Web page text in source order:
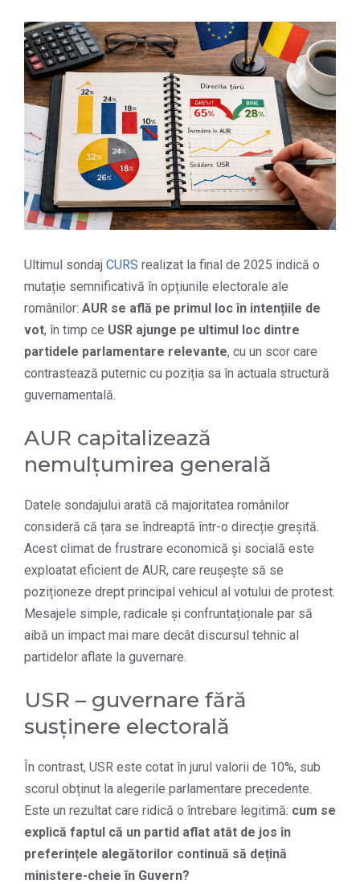
Ultimul sondaj CURS realizat la final de 2025 indică o
mutație semnificativă în opțiunile electorale ale
românilor: AUR se află pe primul loc în intențiile de
vot, în timp ce USR ajunge pe ultimul loc dintre
partidele parlamentare relevante, cu un scor care
contrastează puternic cu poziția sa în actuala structură
guvernamentală.
AUR capitalizează
nemulțumirea generală
Datele sondajului arată că majoritatea românilor
consideră că țara se îndreaptă într-o direcție greșită.
Acest climat de frustrare economică și socială este
exploatat eficient de AUR, care reușește să se
poziționeze drept principal vehicul al votului de protest.
Mesajele simple, radicale și confruntaționale par să
aibă un impact mai mare decât discursul tehnic al
partidelor aflate la guvernare.
USR – guvernare fără
susținere electorală
În contrast, USR este cotat în jurul valorii de 10%, sub
scorul obținut la alegerile parlamentare precedente.
Este un rezultat care ridică o întrebare legitimă: cum se
explică faptul că un partid aflat atât de jos în
preferințele alegătorilor continuă să dețină
ministere-cheie în Guvern?